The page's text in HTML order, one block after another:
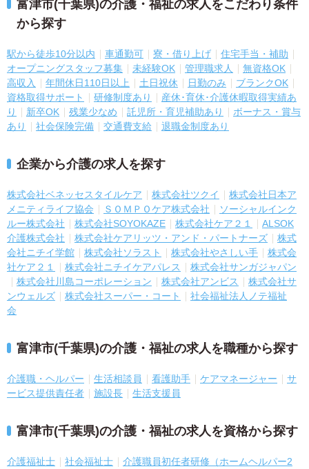
富津市(千葉県)の介護・福祉の求人をこだわり条件
から探す
駅から徒歩10分以内 車通勤可 寮・借り上げ
住宅手当・補助
オープニングスタッフ募集
未経験OK 管理職求人
無資格OK
高収入
年間休日110日以上 土日祝休 日勤のみ
ブランクOK
資格取得サポート
研修制度あり
産休･育休･介護休暇取得実績あ
り
新卒OK 残業少なめ 託児所・育児補助あり
ボーナス・賞与
あり
社会保険完備 交通費支給 退職金制度あり
企業から介護の求人を探す
株式会社ベネッセスタイルケア 株式会社ツクイ
株式会社日本ア
メニティライフ協会
ＳＯＭＰＯケア株式会社
ソーシャルインク
ルー株式会社
株式会社SOYOKAZE 株式会社ケア２１
ALSOK
介護株式会社
株式会社ケアリッツ・アンド・パートナーズ
株式
会社ニチイ学館
株式会社ソラスト 株式会社やさしい手
株式会
社ケア２１
株式会社ニチイケアパレス
株式会社サンガジャパン
株式会社川島コーポレーション
株式会社アンビス
株式会社サ
ンウェルズ
株式会社スーパー・コート
社会福祉法人ノテ福祉
会
富津市(千葉県)の介護・福祉の求人を職種から探す
介護職・ヘルパー 生活相談員 看護助手 ケアマネージャー
サ
ービス提供責任者
施設長 生活支援員
富津市(千葉県)の介護・福祉の求人を資格から探す
介護福祉士 社会福祉士
介護職員初任者研修（ホームヘルパー2